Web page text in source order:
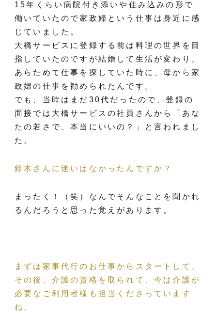
15年くらい病院付き添いや住み込みの形で
働いていたので家政婦という仕事は身近に感
じていました。
大橋サービスに登録する前は料理の世界を目
指していたのですが結婚して生活が変わり、
あらためて仕事を探していた時に、母から家
政婦の仕事を勧められたんです。
でも、当時はまだ30代だったので、登録の
面接では大橋サービスの社員さんから「あな
たの若さで、本当にいいの？」と言われまし
た。
鈴木さんに迷いはなかったんですか？
まったく！（笑）なんでそんなことを聞かれ
るんだろうと思った覚えがあります。
まずは家事代行のお仕事からスタートして、
その後、介護の資格を取られて、今は介護が
必要なご利用者様も担当くださっています
ね。